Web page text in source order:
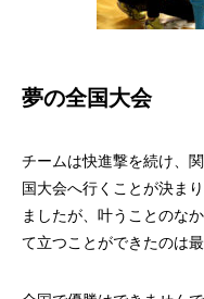
夢の全国大会
チームは快進撃を続け、
国大会へ行くことが決ま
ましたが、叶うことのな
て立つことができたのは